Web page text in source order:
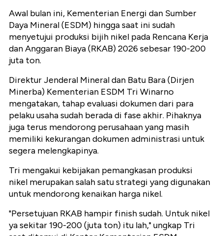
Awal bulan ini, Kementerian Energi dan Sumber
Daya Mineral (ESDM) hingga saat ini sudah
menyetujui produksi bijih nikel pada Rencana Kerja
dan Anggaran Biaya (RKAB) 2026 sebesar 190-200
juta ton.
Direktur Jenderal Mineral dan Batu Bara (Dirjen
Minerba) Kementerian ESDM Tri Winarno
mengatakan, tahap evaluasi dokumen dari para
pelaku usaha sudah berada di fase akhir. Pihaknya
juga terus mendorong perusahaan yang masih
memiliki kekurangan dokumen administrasi untuk
segera melengkapinya.
Tri mengakui kebijakan pemangkasan produksi
nikel merupakan salah satu strategi yang digunakan
untuk mendorong kenaikan harga nikel.
"Persetujuan RKAB hampir finish sudah. Untuk nikel
ya sekitar 190-200 (juta ton) itu lah," ungkap Tri